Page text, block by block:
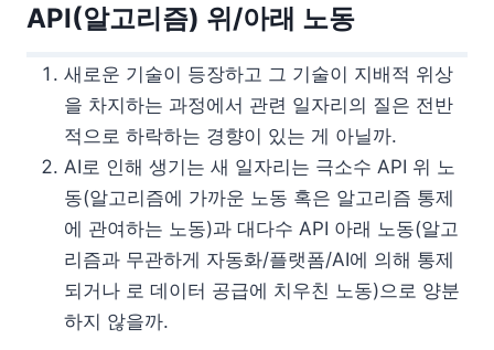
API(알고리즘) 위/아래 노동
새로운 기술이 등장하고 그 기술이 지배적 위상
을 차지하는 과정에서 관련 일자리의 질은 전반
적으로 하락하는 경향이 있는 게 아닐까.
AI로 인해 생기는 새 일자리는 극소수 API 위 노
동(알고리즘에 가까운 노동 혹은 알고리즘 통제
에 관여하는 노동)과 대다수 API 아래 노동(알고
리즘과 무관하게 자동화/플랫폼/AI에 의해 통제
되거나 로 데이터 공급에 치우친 노동)으로 양분
하지 않을까.